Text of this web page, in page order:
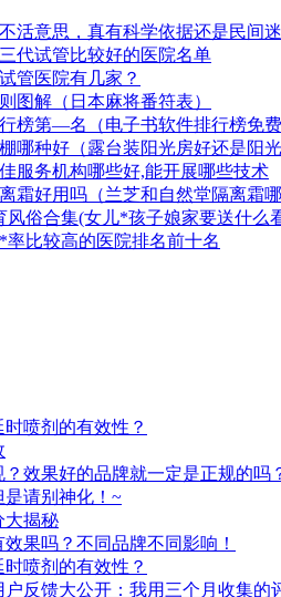
活意思，真有科学依据还是民间
代试管比较好的医院名单
管医院有几家？
图解（日本麻将番符表）
榜第—名（电子书软件排行榜免费
哪种好（露台装阳光房好还是阳光
服务机构哪些好,能开展哪些技术
霜好用吗（兰芝和自然堂隔离霜哪
风俗合集(女儿*孩子娘家要送什么
率比较高的医院排名前十名
喷剂的有效性？
效果好的品牌就一定是正规的吗
请别神化！~
大揭秘
果吗？不同品牌不同影响！
喷剂的有效性？
反馈大公开：我用三个月收集的